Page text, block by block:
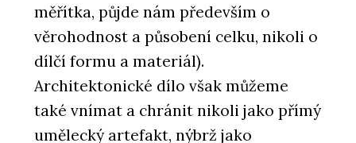
měřítka, půjde nám především o
věrohodnost a působení celku, nikoli o
dílčí formu a materiál).
Architektonické dílo však můžeme
také vnímat a chránit nikoli jako přímý
umělecký artefakt, nýbrž jako